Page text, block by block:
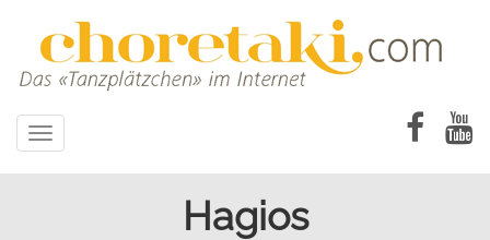
Toggle
navigation
Hagios